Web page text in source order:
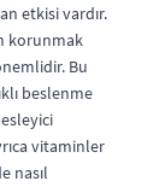
etkisi vardır.
korunmak
Bu
beslenme
vitaminler
nasıl